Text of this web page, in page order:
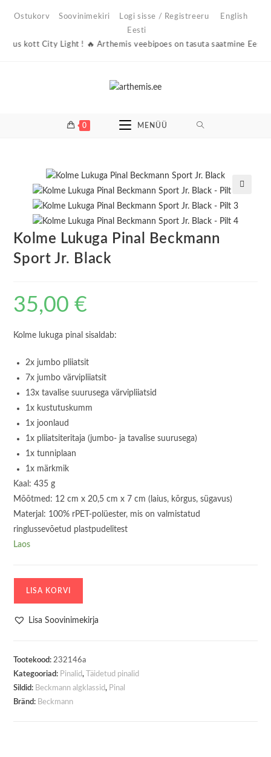
Ostukorv Soovinimekiri Logi sisse / Registreeru
English
Eesti
kott City Light ! 🔥 Arthemis veebipoes on tasuta saatmine Eesti
0 MENÜÜ
🔍
Kolme Lukuga Pinal Beckmann
Sport Jr. Black
35,00€
Kolme lukuga pinal sisaldab:
2x jumbo pliiatsit
7x jumbo värvipliiatsit
13x tavalise suurusega värvipliiatsid
1x kustutuskumm
1x joonlaud
1x pliiatsiteritaja (jumbo- ja tavalise suurusega)
1x tunniplaan
1x märkmik
Kaal: 435 g
Mõõtmed: 12 cm x 20,5 cm x 7 cm (laius, kõrgus, sügavus)
Materjal: 100% rPET-polüester, mis on valmistatud
ringlussevõetud plastpudelitest
Laos
Pinal
Jr.
Black
kogus
LISA KORVI
Lisa Soovinimekirja
Tootekood:232146a
Kategooriad: Pinalid,
Täidetud pinalid
Sildid: Beckmann algklassid, Pinal
Bränd: Beckmann